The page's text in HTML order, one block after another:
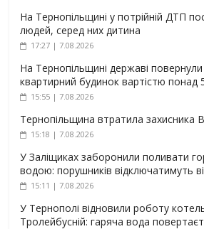
На Тернопільщині у потрійній ДТП
людей, серед них дитина
17:27 | 7.08.2026
На Тернопільщині державі
квартирний будинок вартістю понад
15:55 | 7.08.2026
Тернопільщина втратила захисника
15:18 | 7.08.2026
У Заліщиках заборонили поливати
водою: порушників відключатимуть
15:11 | 7.08.2026
У Тернополі відновили роботу
Тролейбусній: гаряча вода